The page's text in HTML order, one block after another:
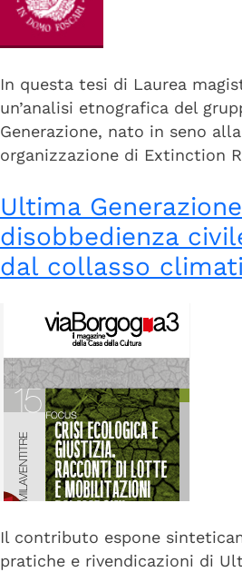
I MOVIMENTI
Fridays for future
Ultima
Extinction
LE FONTI
Biblioteca
Documentazione
Web Archive
In questa tesi di Laurea
un’analisi etnografica del
Generazione, nato in seno
organizzazione di Extinction
Ultima
disobbedienza
dal collasso
Il contributo espone
pratiche e rivendicazioni di